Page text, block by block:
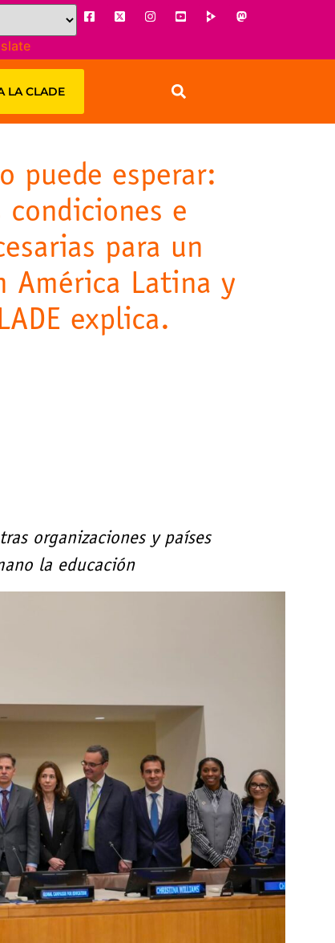
LA CLADE
puede esperar:
condiciones e
para un
América Latina y
explica.
organizaciones y países
la educación